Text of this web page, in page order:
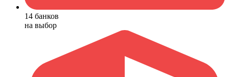
14 банков
на выбор